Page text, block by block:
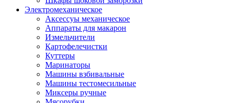
Электромеханическое
Аксессуы механическое
Аппараты для макарон
Измельчители
Картофелечистки
Куттеры
Маринаторы
Машины взбивальные
Машины тестомесильные
Миксеры ручные